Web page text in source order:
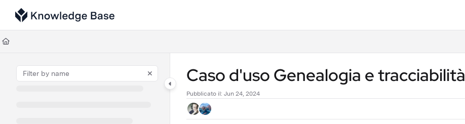
Documentation Index
Fetch the complete documentation index at:
Use this file to discover all available pages before exploring further.
Caso d'uso Genealogia e tracciabilità
Pubblicato il: Jun 24, 2024